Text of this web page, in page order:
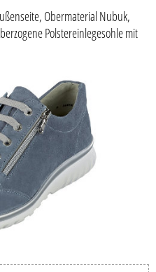
Obermaterial Nubuk,
Polstereinlegesohle mit